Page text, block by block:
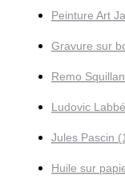
Peinture Art
Gravure sur
Remo
Ludovic
Jules Pascin
Huile sur